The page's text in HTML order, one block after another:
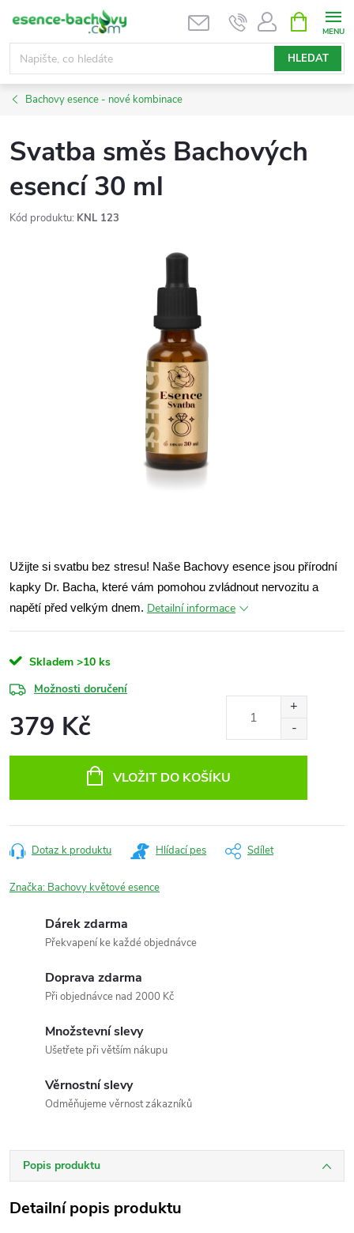
obsah
HLEDAT
NÁKUPNÍ
KOŠÍK
Bachovy esence - nové kombinace
Svatba směs Bachových
esencí 30 ml
Kód produktu: KNL 123
Užijte si svatbu bez stresu! Naše Bachovy esence jsou přírodní
kapky Dr. Bacha, které vám pomohou zvládnout nervozitu a
napětí před velkým dnem. Detailní informace
Skladem >10 ks
Možnosti doručení
379 Kč
VLOŽIT DO KOŠÍKU
Dotaz k produktu Hlídací pes Sdílet
Značka: Bachovy květové esence
Dárek zdarma
Překvapení ke každé objednávce
Doprava zdarma
Při objednávce nad 2000 Kč
Množstevní slevy
Ušetřete při větším nákupu
Věrnostní slevy
Odměňujeme věrnost zákazníků
Popis produktu
Detailní popis produktu